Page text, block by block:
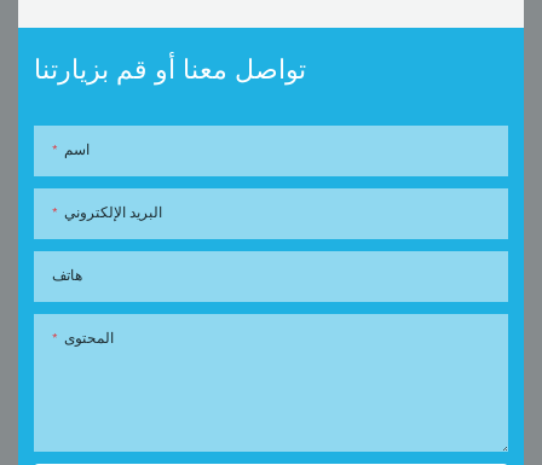
تواصل معنا أو قم بزيارتنا
اسم
البريد الإلكتروني
هاتف
المحتوى